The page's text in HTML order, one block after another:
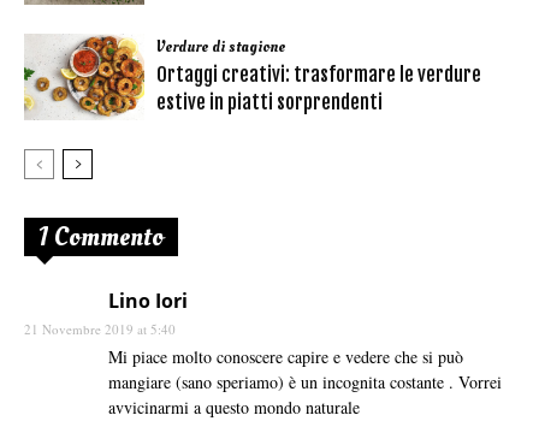
Verdure di stagione
Ortaggi creativi: trasformare le verdure
estive in piatti sorprendenti
1 Commento
Lino Iori
21 Novembre 2019 at 5:40
Mi piace molto conoscere capire e vedere che si può
mangiare (sano speriamo) è un incognita costante . Vorrei
avvicinarmi a questo mondo naturale